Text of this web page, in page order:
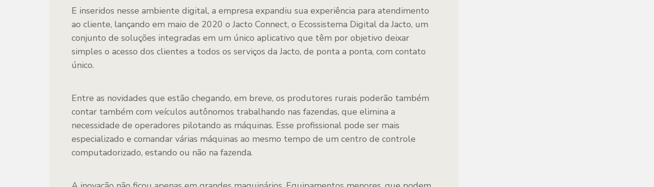
E inseridos nesse ambiente digital, a empresa expandiu sua experiência para atendimento
ao cliente, lançando em maio de 2020 o Jacto Connect, o Ecossistema Digital da Jacto, um
conjunto de soluções integradas em um único aplicativo que têm por objetivo deixar
simples o acesso dos clientes a todos os serviços da Jacto, de ponta a ponta, com contato
único.
Entre as novidades que estão chegando, em breve, os produtores rurais poderão também
contar também com veículos autônomos trabalhando nas fazendas, que elimina a
necessidade de operadores pilotando as máquinas. Esse profissional pode ser mais
especializado e comandar várias máquinas ao mesmo tempo de um centro de controle
computadorizado, estando ou não na fazenda.